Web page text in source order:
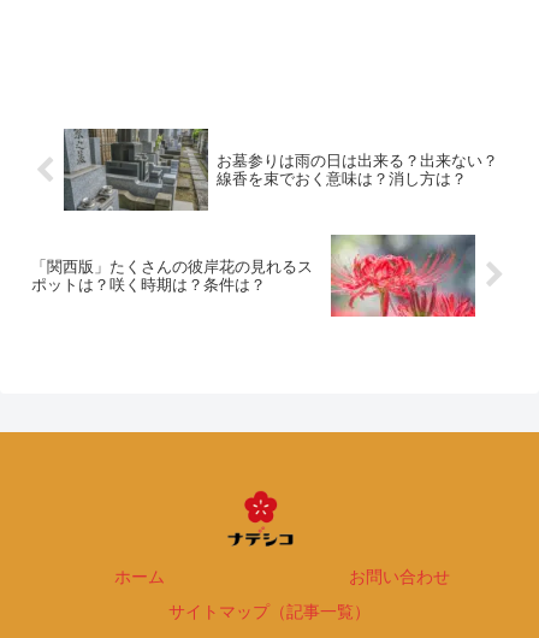
お墓参りは雨の日は出来る？出来ない？
線香を束でおく意味は？消し方は？
「関西版」たくさんの彼岸花の見れるス
ポットは？咲く時期は？条件は？
ホーム
お問い合わせ
サイトマップ（記事一覧）